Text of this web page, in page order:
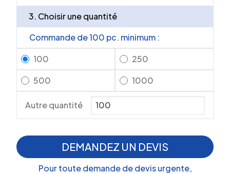
3. Choisir une quantité
Commande de 100 pc. minimum :
100
250
500
1000
Autre quantité
DEMANDEZ UN DEVIS
Pour toute demande de devis urgente,